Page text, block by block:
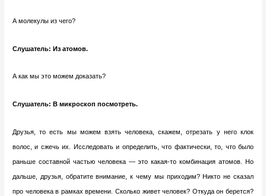
А молекулы из чего?
Слушатель: Из атомов.
А как мы это можем доказать?
Слушатель: В микроскоп посмотреть.
Друзья, то есть мы можем взять человека, скажем, отрезать у него клок
волос, и сжечь их. Исследовать и определить, что фактически, то, что было
раньше составной частью человека — это какая-то комбинация атомов. Но
дальше, друзья, обратите внимание, к чему мы приходим? Никто не сказал
про человека в рамках времени. Сколько живет человек? Откуда он берется?